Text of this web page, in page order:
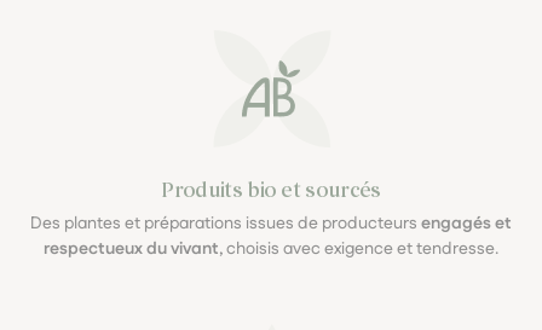
Produits bio et sourcés
Des plantes et préparations issues de producteurs engagés et
respectueux du vivant, choisis avec exigence et tendresse.